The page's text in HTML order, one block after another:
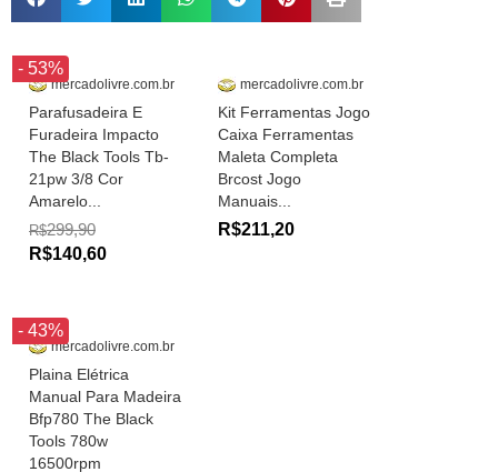
- 53%
mercadolivre.com.br
Parafusadeira E
Furadeira Impacto
The Black Tools Tb-
21pw 3/8 Cor
Amarelo...
R$299,90
R$140,60
mercadolivre.com.br
Kit Ferramentas Jogo
Caixa Ferramentas
Maleta Completa
Brcost Jogo
Manuais...
R$211,20
- 43%
mercadolivre.com.br
Plaina Elétrica
Manual Para Madeira
Bfp780 The Black
Tools 780w
16500rpm